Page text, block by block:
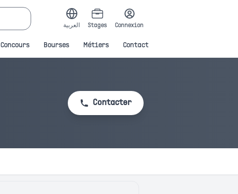
العربية Stages Connexion
Concours Bourses Métiers Contact
Contacter